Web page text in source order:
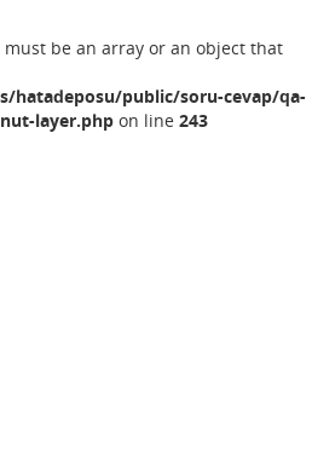
must be an array or an object that
hatadeposu/public/soru-cevap/qa-
layer.php on line 243